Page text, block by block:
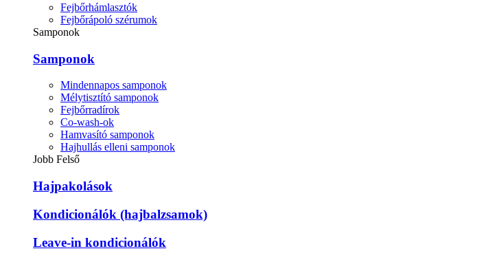
Fejbőrhámlasztók
Fejbőrápoló szérumok
Samponok
Samponok
Mindennapos samponok
Mélytisztító samponok
Fejbőrradírok
Co-wash-ok
Hamvasító samponok
Hajhullás elleni samponok
Jobb Felső
Hajpakolások
Kondicionálók (hajbalzsamok)
Leave-in kondicionálók